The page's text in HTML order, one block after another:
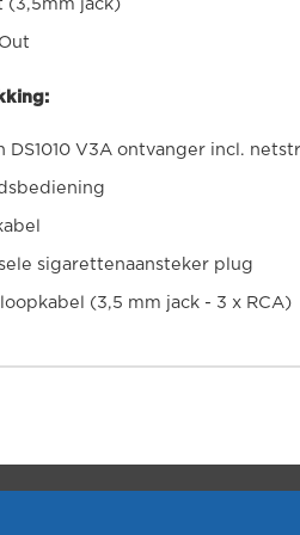
(3,5mm jack)
DS1010 V3A ontvanger incl.
sigarettenaansteker plug
(3,5 mm jack - 3 x RCA)